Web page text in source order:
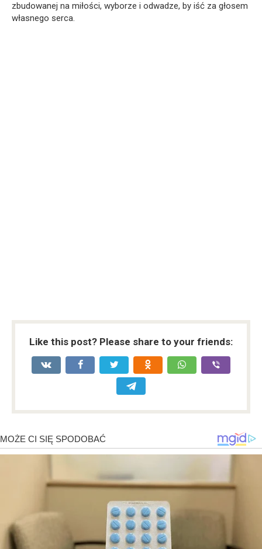
zbudowanej na miłości, wyborze i odwadze, by iść za głosem
własnego serca.
Like this post? Please share to your friends: